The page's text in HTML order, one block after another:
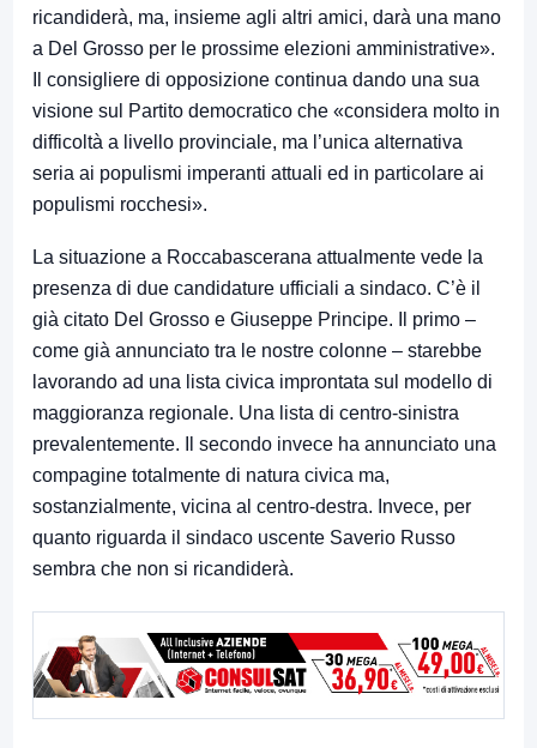
ricandiderà, ma, insieme agli altri amici, darà una mano
a Del Grosso per le prossime elezioni amministrative».
Il consigliere di opposizione continua dando una sua
visione sul Partito democratico che «considera molto in
difficoltà a livello provinciale, ma l’unica alternativa
seria ai populismi imperanti attuali ed in particolare ai
populismi rocchesi».
La situazione a Roccabascerana attualmente vede la
presenza di due candidature ufficiali a sindaco. C’è il
già citato Del Grosso e Giuseppe Principe. Il primo –
come già annunciato tra le nostre colonne – starebbe
lavorando ad una lista civica improntata sul modello di
maggioranza regionale. Una lista di centro-sinistra
prevalentemente. Il secondo invece ha annunciato una
compagine totalmente di natura civica ma,
sostanzialmente, vicina al centro-destra. Invece, per
quanto riguarda il sindaco uscente Saverio Russo
sembra che non si ricandiderà.